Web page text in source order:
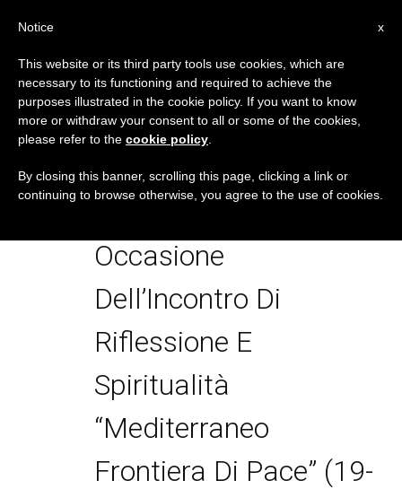
TAG
Posts Tagged ‘visita
Del Santo Padre
Francesco A Bari In
Occasione
Dell’Incontro Di
Riflessione E
Spiritualità
“Mediterraneo
Frontiera Di Pace” (19-
x
Notice
This website or its third party tools use cookies, which are
necessary to its functioning and required to achieve the
purposes illustrated in the cookie policy. If you want to know
more or withdraw your consent to all or some of the cookies,
please refer to the cookie policy
By closing this banner, scrolling this page, clicking a link or
continuing to browse otherwise, you agree to the use of cookies.